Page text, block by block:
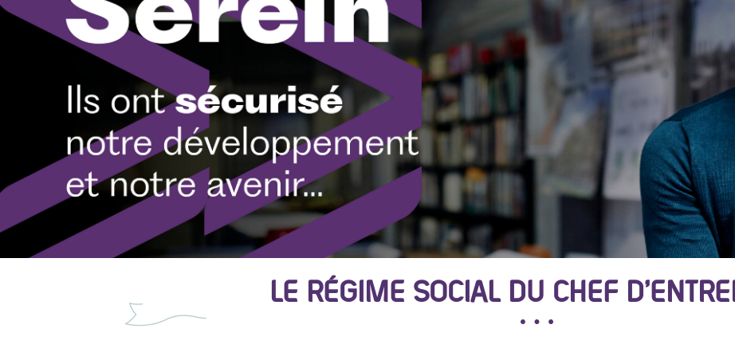
LE RÉGIME SOCIAL DU CHEF